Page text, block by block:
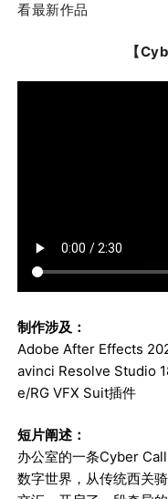
看最新作品
【
制作涉及：
Adobe After Effects
avinci Resolve Studio
e/RG VFX Suit插件
短片阐述：
办公室的一条Cyber
数字世界，从传统西关